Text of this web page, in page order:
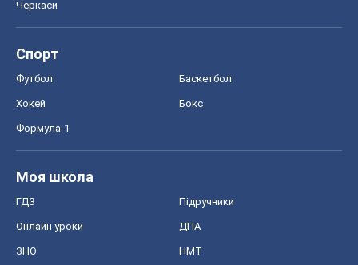
Черкаси
Спорт
Футбол Баскетбол
Хокей Бокс
Формула-1
Моя школа
ГДЗ Підручники
Онлайн уроки ДПА
ЗНО НМТ